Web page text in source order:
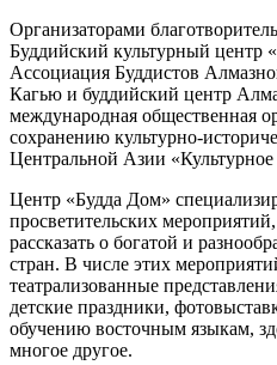
Организаторами
Буддийский культурный центр
Ассоциация Буддистов
Кагью и буддийский центр
международная общественная
сохранению культурно-
Центральной Азии «Культурное
Центр «Будда Дом»
просветительских
рассказать о богатой и
стран. В числе этих
театрализованные
детские праздники,
обучению восточным языкам,
многое другое.